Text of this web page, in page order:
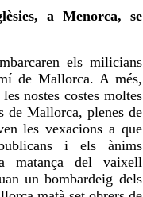
a Menorca, se
els milicians
de Mallorca. A més,
nostes costes moltes
de Mallorca, plenes de
les vexacions a que
i els ànims
matança del vaixell
un bombardeig dels